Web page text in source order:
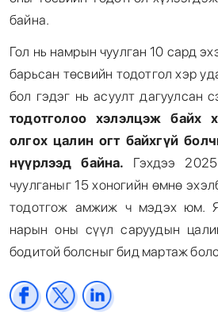
байна.
Гол нь намрын чуулган 10 сард
барьсан төсвийн тодотгол хэр
бол гэдэг нь асуулт дагуулсан
тодотголоо хэлэлцэж байх
олгох цалин огт байхгүй
нүүрлээд байна. Гэхдээ
чуулганыг 15 хоногийн өмнө
тодотгож амжиж ч мэдэх юм.
нарын оны сүүл саруудын
бодитой болсныг бид мартаж